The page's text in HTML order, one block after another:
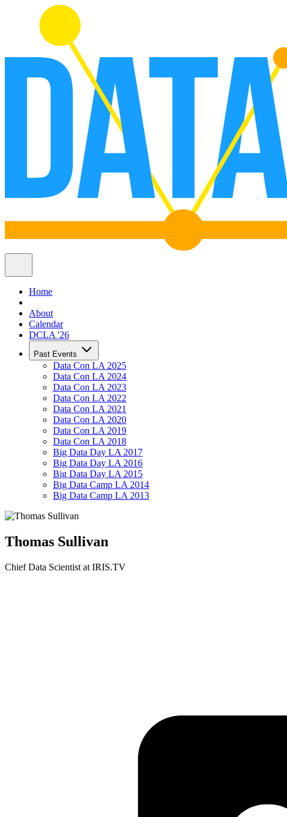
Home
About
Calendar
DCLA '26
Past Events
Data Con LA 2025
Data Con LA 2024
Data Con LA 2023
Data Con LA 2022
Data Con LA 2021
Data Con LA 2020
Data Con LA 2019
Data Con LA 2018
Big Data Day LA 2017
Big Data Day LA 2016
Big Data Day LA 2015
Big Data Camp LA 2014
Big Data Camp LA 2013
Thomas Sullivan
Chief Data Scientist at IRIS.TV